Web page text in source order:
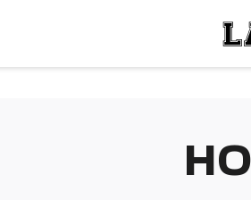
ЛОЯЛЬНОСТИ